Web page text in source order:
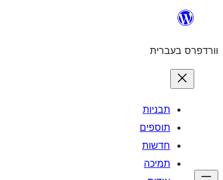
וורדפרס בעברית
תבניות
תוספים
חדשות
תמיכה